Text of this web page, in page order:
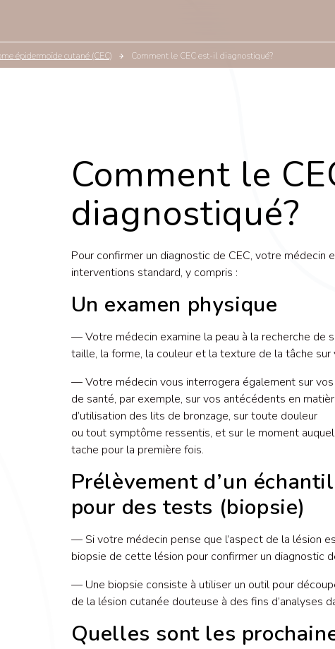
épidermoïde cutané (CEC) Comment le CEC est-il diagnostiqué?
Comment le
diagnostiqué?
Pour confirmer un diagnostic de CEC, votre
interventions standard, y compris :
Un examen physique
— Votre médecin examine la peau à la recherche de
taille, la forme, la couleur et la texture de la tâche sur
— Votre médecin vous interrogera également sur
de santé, par exemple, sur vos antécédents en
d’utilisation des lits de bronzage, sur toute douleur
ou tout symptôme ressentis, et sur le moment
tache pour la première fois.
Prélèvement d’un
pour des tests (biopsie)
— Si votre médecin pense que l’aspect de la lésion
biopsie de cette lésion pour confirmer un diagnostic
— Une biopsie consiste à utiliser un outil pour
de la lésion cutanée douteuse à des fins d’analyses
Quelles sont les